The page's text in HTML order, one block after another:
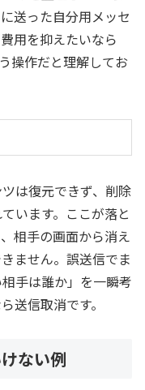
送った自分用メッセ
用を抑えたいなら
操作だと理解してお
は復元できず、削除
います。ここが落と
相手の画面から消え
ません。誤送信でま
手は誰か」を一瞬考
送信取消です。
ない例